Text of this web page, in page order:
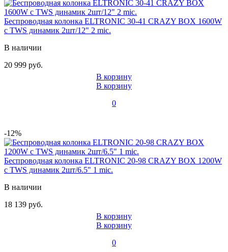
Беспроводная колонка ELTRONIC 30-41 CRAZY BOX 1600W
с TWS динамик 2шт/12" 2 mic.
В наличии
20 999 руб.
В корзину
В корзину
0
-12%
Беспроводная колонка ELTRONIC 20-98 CRAZY BOX 1200W
с TWS динамик 2шт/6.5" 1 mic.
В наличии
18 139 руб.
В корзину
В корзину
0